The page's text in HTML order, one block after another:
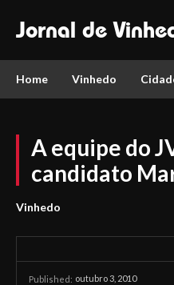
Jornal de
Home Vinhedo
A equipe do
candidato
Vinhedo
Published: outubro 3, 2010